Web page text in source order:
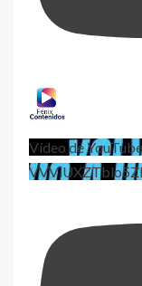
Vídeo de YouTube